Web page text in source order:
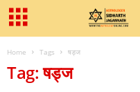
Home Tags षड्ज
Tag: षड्ज